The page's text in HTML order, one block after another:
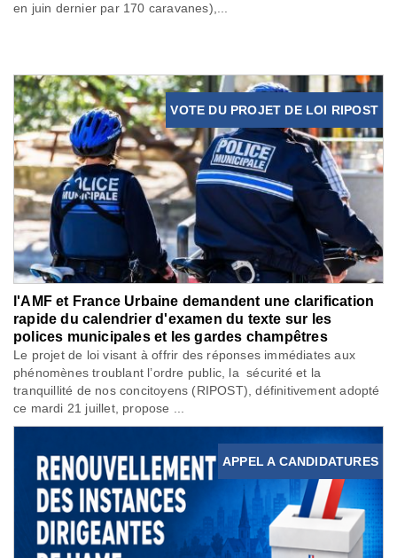
en juin dernier par 170 caravanes),...
VOTE DU PROJET DE LOI RIPOST
l'AMF et France Urbaine demandent une clarification
rapide du calendrier d'examen du texte sur les
polices municipales et les gardes champêtres
Le projet de loi visant à offrir des réponses immédiates aux
phénomènes troublant l’ordre public, la sécurité et la
tranquillité de nos concitoyens (RIPOST), définitivement adopté
ce mardi 21 juillet, propose ...
APPEL A CANDIDATURES